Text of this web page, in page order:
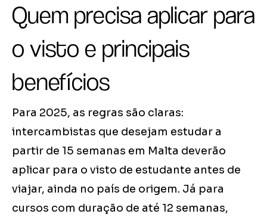
Quem precisa aplicar para
o visto e principais
benefícios
Para 2025, as regras são claras:
intercambistas que desejam estudar a
partir de 15 semanas em Malta deverão
aplicar para o visto de estudante antes de
viajar, ainda no país de origem. Já para
cursos com duração de até 12 semanas,